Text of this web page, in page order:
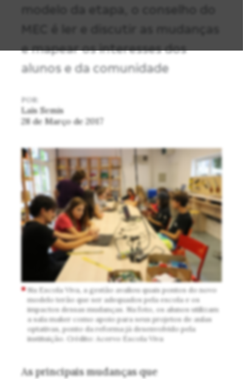
e mapear os interesses dos
alunos e da comunidade
POR:
Laís Semis
28 de Março de 2017
Na Escola Viva, a gestão avaliou quais pontos do novo
modelo terão que ser adequados pela escola e os
impactos dessas mudanças. Na foto, os alunos utilizam
a sala maker como apoio para seus projetos de aulas
optativas, ponto da reforma já desenvolvido pela
instituição. Crédito: Acervo Escola Viva
As principais mudanças que